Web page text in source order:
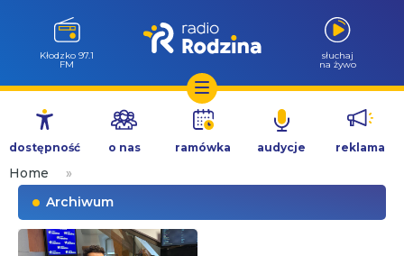
Przejdź
treści
Kłodzko 97.1
FM
słuchaj
na żywo
dostępność o nas ramówka audycje reklama
Home
»
Archiwum